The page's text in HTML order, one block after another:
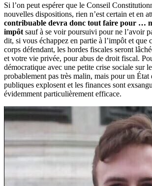
Si l’on peut espérer que le Conseil
nouvelles dispositions, rien n’est certain et en
contribuable devra donc tout faire pour …
impôt sauf à se voir poursuivi pour ne l’avoir
dit, si vous échappez en partie à l’impôt et que
corps défendant, les hordes fiscales seront
et votre vie privée, pour abus de droit fiscal.
démocratique avec une petite crise sociale sur
probablement pas très malin, mais pour un État
publiques explosent et les finances sont
évidemment particulièrement efficace.